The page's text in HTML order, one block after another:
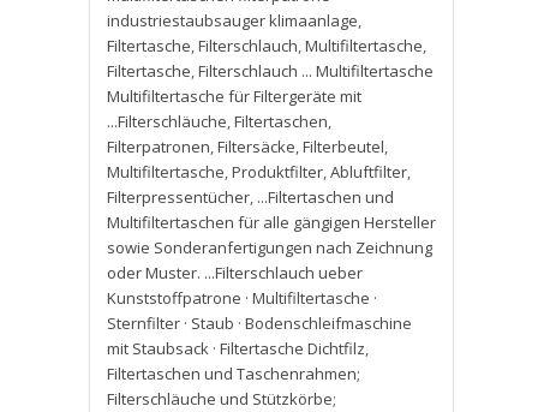
industriestaubsauger klimaanlage,
Filtertasche,Filterschlauch,Multifiltertasche,
Filtertasche,Filterschlauch ... Multifiltertasche
Multifiltertasche für Filtergeräte mit
...Filterschläuche,Filtertaschen,
Filterpatronen,Filtersäcke,Filterbeutel,
Multifiltertasche,Produktfilter,Abluftfilter,
Filterpressentücher, ...Filtertaschen und
Multifiltertaschen für alle gängigen Hersteller
sowie Sonderanfertigungen nach Zeichnung
oder Muster. ...Filterschlauch ueber
Kunststoffpatrone · Multifiltertasche ·
Sternfilter · Staub · Bodenschleifmaschine
mit Staubsack · Filtertasche Dichtfilz,
Filtertaschen und Taschenrahmen;
Filterschläuche und Stützkörbe;